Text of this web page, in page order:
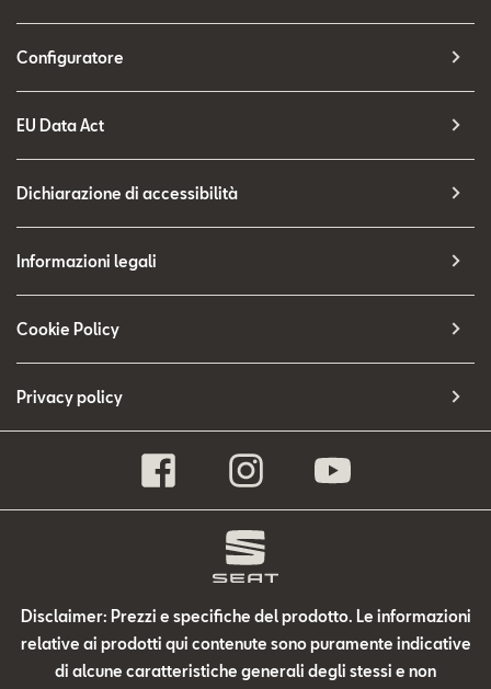
Configuratore
EU Data Act
Dichiarazione di accessibilità
Informazioni legali
Cookie Policy
Privacy policy
Disclaimer: Prezzi e specifiche del prodotto. Le informazioni
relative ai prodotti qui contenute sono puramente indicative
di alcune caratteristiche generali degli stessi e non